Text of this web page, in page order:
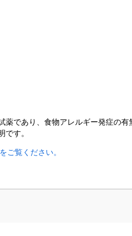
であり、食物アレルギー発症の
です。
ご覧ください。